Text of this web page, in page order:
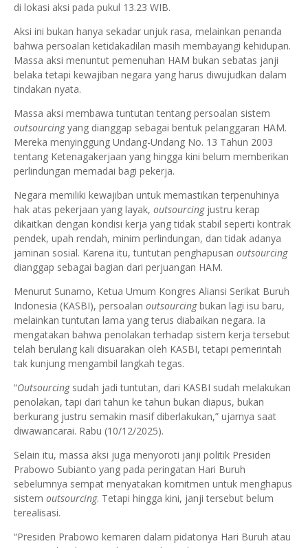
di lokasi aksi pada pukul 13.23 WIB.
Aksi ini bukan hanya sekadar unjuk rasa, melainkan penanda
bahwa persoalan ketidakadilan masih membayangi kehidupan.
Massa aksi menuntut pemenuhan HAM bukan sebatas janji
belaka tetapi kewajiban negara yang harus diwujudkan dalam
tindakan nyata.
Massa aksi membawa tuntutan tentang persoalan sistem
outsourcingyang dianggap sebagai bentuk pelanggaran HAM.
Mereka menyinggung Undang-Undang No. 13 Tahun 2003
tentang Ketenagakerjaan yang hingga kini belum memberikan
perlindungan memadai bagi pekerja.
Negara memiliki kewajiban untuk memastikan terpenuhinya
hak atas pekerjaan yang layak, outsourcingjustru kerap
dikaitkan dengan kondisi kerja yang tidak stabil seperti kontrak
pendek, upah rendah, minim perlindungan, dan tidak adanya
jaminan sosial. Karena itu, tuntutan penghapusan outsourcing
dianggap sebagai bagian dari perjuangan HAM.
Menurut Sunarno, Ketua Umum Kongres Aliansi Serikat Buruh
Indonesia (KASBI), persoalan outsourcingbukan lagi isu baru,
melainkan tuntutan lama yang terus diabaikan negara. Ia
mengatakan bahwa penolakan terhadap sistem kerja tersebut
telah berulang kali disuarakan oleh KASBI, tetapi pemerintah
tak kunjung mengambil langkah tegas.
“Outsourcingsudah jadi tuntutan, dari KASBI sudah melakukan
penolakan, tapi dari tahun ke tahun bukan diapus, bukan
berkurang justru semakin masif diberlakukan,” ujarnya saat
diwawancarai. Rabu (10/12/2025).
Selain itu, massa aksi juga menyoroti janji politik Presiden
Prabowo Subianto yang pada peringatan Hari Buruh
sebelumnya sempat menyatakan komitmen untuk menghapus
sistem outsourcing. Tetapi hingga kini, janji tersebut belum
terealisasi.
“Presiden Prabowo kemaren dalam pidatonya Hari Buruh atau